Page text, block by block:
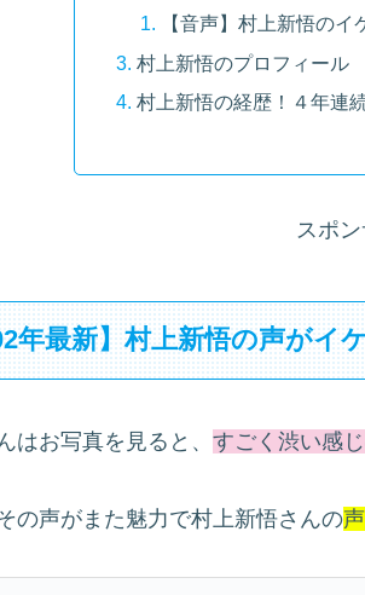
【音声】村上新悟のイ
村上新悟のプロフィール
村上新悟の経歴！４年連
スポ
年最新】村上新悟の声がイ
はお写真を見ると、 すごく渋い感
の声がまた魅力で村上新悟さんの